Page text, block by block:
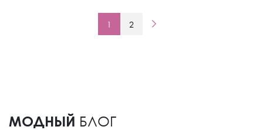
1 2
МОДНЫЙ БЛОГ